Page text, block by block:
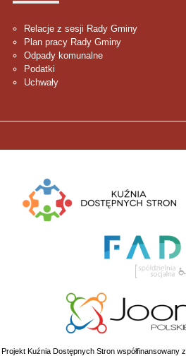
Relacje z sesji Rady Gminy
Plan pracy Rady Gminy
Odpady komunalne
Podatki
Uchwały
Projekt Kuźnia Dostępnych Stron współfinansowany